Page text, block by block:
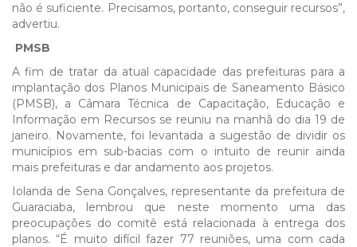
não é suficiente. Precisamos, portanto, conseguir recursos”,
advertiu.
PMSB
A fim de tratar da atual capacidade das prefeituras para a
implantação dos Planos Municipais de Saneamento Básico
(PMSB), a Câmara Técnica de Capacitação, Educação e
Informação em Recursos se reuniu na manhã do dia 19 de
janeiro. Novamente, foi levantada a sugestão de dividir os
municípios em sub-bacias com o intuito de reunir ainda
mais prefeituras e dar andamento aos projetos.
Iolanda de Sena Gonçalves, representante da prefeitura de
Guaraciaba, lembrou que neste momento uma das
preocupações do comitê está relacionada à entrega dos
planos. “É muito difícil fazer 77 reuniões, uma com cada